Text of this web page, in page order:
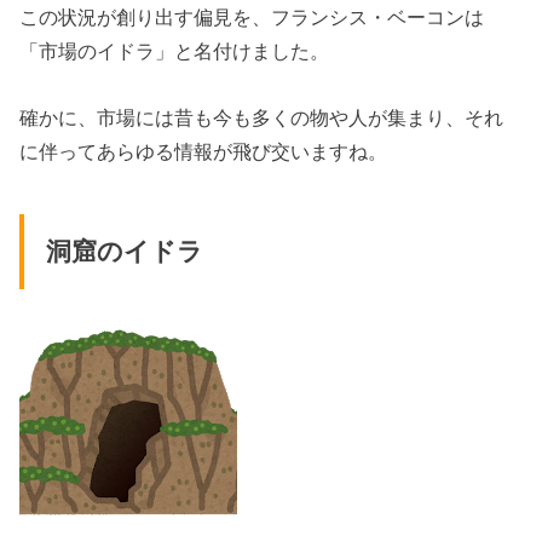
この状況が創り出す偏見を、フランシス・ベーコンは
「市場のイドラ」と名付けました。
確かに、市場には昔も今も多くの物や人が集まり、それ
に伴ってあらゆる情報が飛び交いますね。
洞窟のイドラ